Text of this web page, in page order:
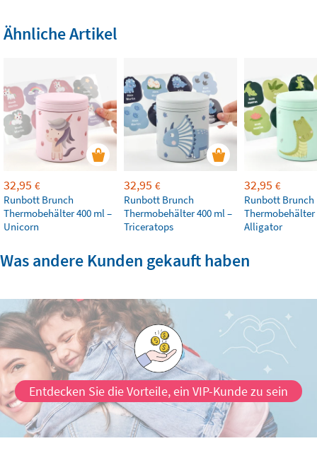
Ähnliche Artikel
32,95 €
Runbott Brunch
Thermobehälter 400 ml –
Unicorn
32,95 €
Runbott Brunch
Thermobehälter 400 ml –
Triceratops
32,95 €
Runbott Brunch
Thermobehälter
Alligator
Was andere Kunden gekauft haben
Entdecken Sie die Vorteile, ein VIP-Kunde zu sein